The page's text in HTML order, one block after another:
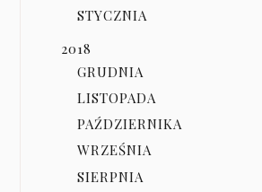
STYCZNIA
2018
GRUDNIA
LISTOPADA
PAŹDZIERNIKA
WRZEŚNIA
SIERPNIA